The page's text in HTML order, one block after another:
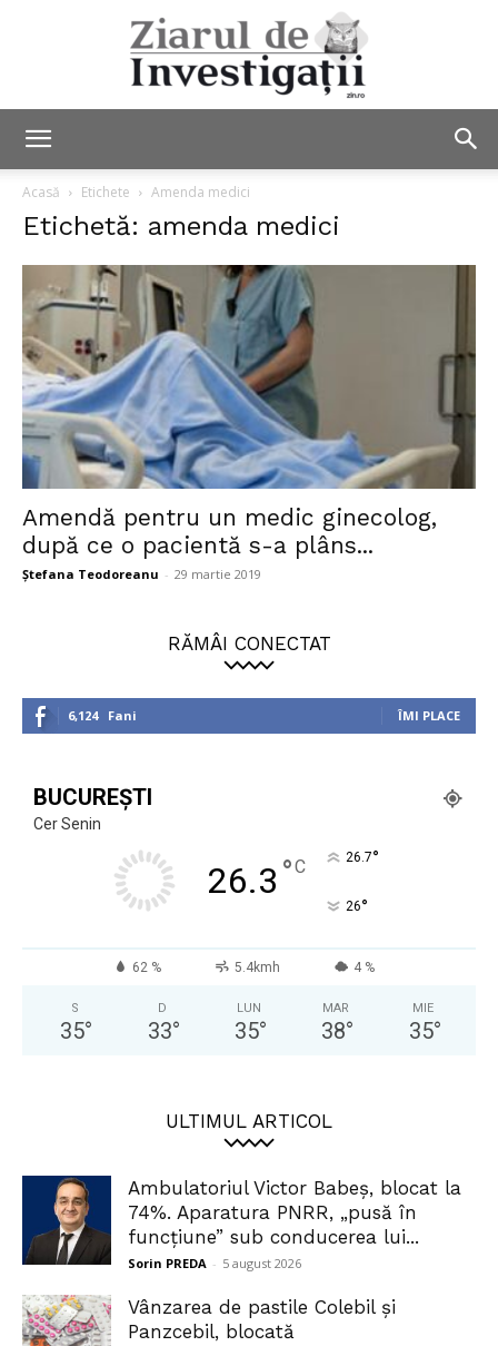
Investigații
Acasă Etichete Amenda medici
Etichetă: amenda medici
Amendă pentru un medic ginecolog,
după ce o pacientă s-a plâns...
Ștefana Teodoreanu - 29 martie 2019
RĂMÂI CONECTAT
6,124 Fani ÎMI PLACE
BUCUREȘTI
Cer Senin
26.3 °C 26.7°
26°
62 % 5.4kmh 4 %
S
35°
D
33°
LUN
35°
MAR
38°
MIE
35°
ULTIMUL ARTICOL
Ambulatoriul Victor Babeș, blocat la
74%. Aparatura PNRR, „pusă în
funcțiune” sub conducerea lui...
Sorin PREDA - 5 august 2026
Vânzarea de pastile Colebil și
Panzcebil, blocată